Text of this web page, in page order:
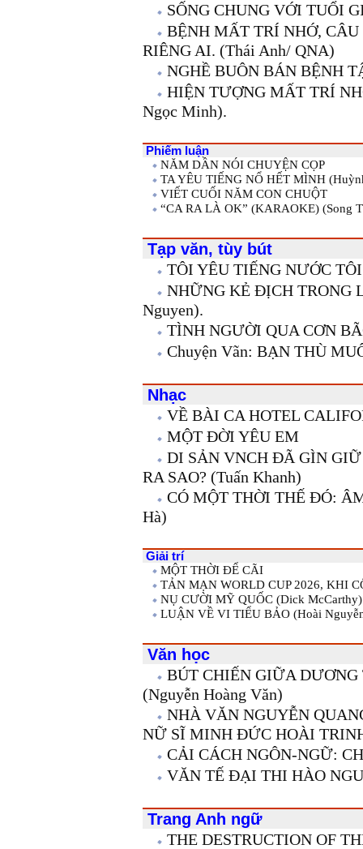
SỐNG CHUNG VỚI TUỔI
BỆNH MẤT TRÍ NHỚ,
RIÊNG AI. (Thái Anh/ QNA)
NGHỀ BUÔN BÁN BỆNH
HIỆN TƯỢNG MẤT TRÍ
Ngọc Minh).
Phiếm luận
NĂM DẦN NÓI CHUYỆN CỌP
TA YÊU TIẾNG NỔ HẾT MÌNH
VIẾT CUỐI NĂM CON CHUỘT
“CA RA LÀ OK” (KARAOKE) (Song
Tạp văn, tùy bút
TÔI YÊU TIẾNG NƯỚC
NHỮNG KẺ ĐỊCH TRONG
Nguyen).
TÌNH NGƯỜI QUA CƠN
Chuyện Vãn: BẠN THÙ
Nhạc
VỀ BÀI CA HOTEL
MỘT ĐỜI YÊU EM
DI SẢN VNCH ĐÃ GÌN
RA SAO? (Tuấn Khanh)
CÓ MỘT THỜI THẾ ĐÓ:
Hà)
Giải trí
MỘT THỜI ĐỂ CÃI
TẢN MẠN WORLD CUP 2026, KHI
NỤ CƯỜI MỸ QUỐC (Dick McCarthy)
LUẬN VỀ VI TIỂU BẢO (Hoài
Văn học
BÚT CHIẾN GIỮA
(Nguyễn Hoàng Văn)
NHÀ VĂN NGUYỄN
NỮ SĨ MINH ĐỨC HOÀI
CẢI CÁCH NGÔN-NGỮ:
VĂN TẾ ĐẠI THI HÀO
Trang Anh ngữ
THE DESTRUCTION OF